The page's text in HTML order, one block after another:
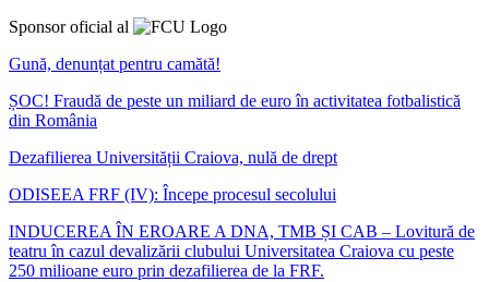
Sponsor oficial al
Gună, denunțat pentru camătă!
ȘOC! Fraudă de peste un miliard de euro în activitatea fotbalistică
din România
Dezafilierea Universității Craiova, nulă de drept
ODISEEA FRF (IV): Începe procesul secolului
INDUCEREA ÎN EROARE A DNA, TMB ȘI CAB – Lovitură de
teatru în cazul devalizării clubului Universitatea Craiova cu peste
250 milioane euro prin dezafilierea de la FRF.